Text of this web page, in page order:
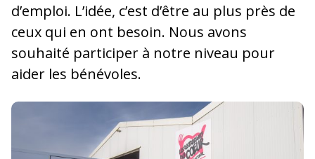
d’emploi. L’idée, c’est d’être au plus près de
ceux qui en ont besoin. Nous avons
souhaité participer à notre niveau pour
aider les bénévoles.